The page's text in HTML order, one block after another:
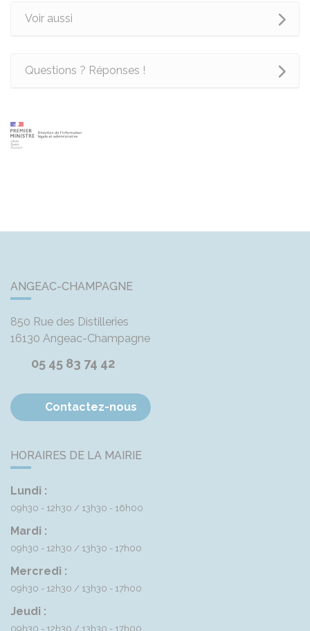
Voir aussi
Questions ? Réponses !
ANGEAC-CHAMPAGNE
850 Rue des Distilleries
16130 Angeac-Champagne
05 45 83 74 42
Contactez-nous
HORAIRES DE LA MAIRIE
Lundi :
09h30 - 12h30 13h30 - 16h00
Mardi :
09h30 - 12h30 13h30 - 17h00
Mercredi :
09h30 - 12h30 13h30 - 17h00
Jeudi :
09h30 - 12h30 13h30 - 17h00